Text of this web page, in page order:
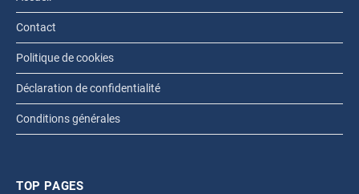
Contact
Politique de cookies
Déclaration de confidentialité
Conditions générales
TOP PAGES